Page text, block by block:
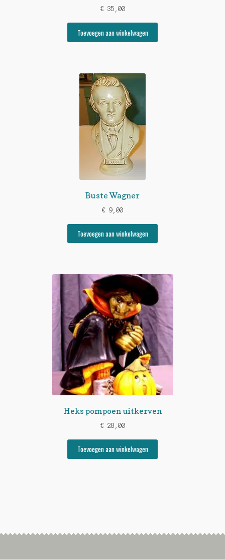
€ 35,00
Toevoegen aan winkelwagen
Buste Wagner
€ 9,00
Toevoegen aan winkelwagen
Heks pompoen uitkerven
€ 28,00
Toevoegen aan winkelwagen